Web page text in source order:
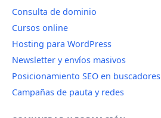
Consulta de dominio
Cursos online
Hosting para WordPress
Newsletter y envíos masivos
Posicionamiento SEO en buscadores
Campañas de pauta y redes